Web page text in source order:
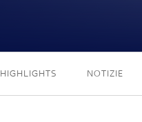
HIGHLIGHTS NOTIZIE